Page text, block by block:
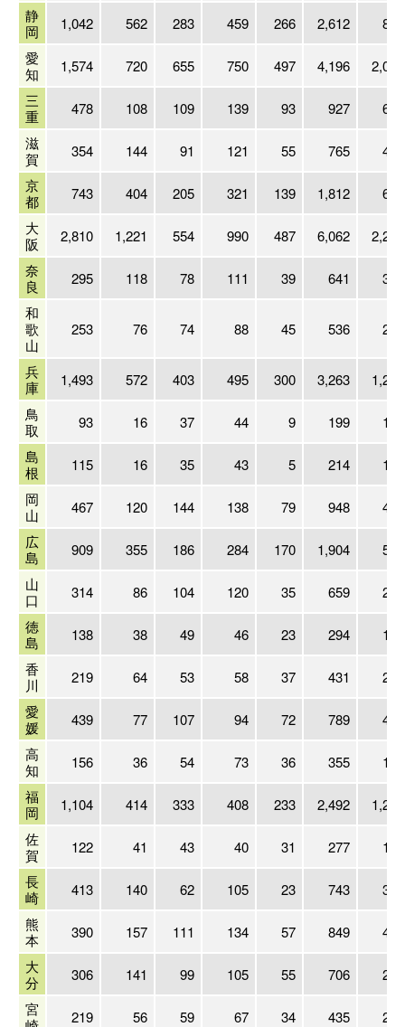
静
岡
1,042 562 283 459 266 2,612
808
愛
知
1,574 720 655 750 497 4,196
2,061
三
重
478 108 109 139 93 927
694
滋
賀
354 144 91 121 55 765
431
京
都
743 404 205 321 139 1,812
643
大
阪
2,810 1,221 554 990 487 6,062
2,219
奈
良
295 118 78 111 39 641
309
和
歌
山
253 76 74 88 45 536 236
兵
庫
1,493 572 403 495 300 3,263
1,244
鳥
取
93 16 37 44 9 199
124
島
根
115 16 35 43 5 214
146
岡
山
467 120 144 138 79 948
435
広
島
909 355 186 284 170 1,904
582
山
口
314 86 104 120 35 659
294
徳
島
138 38 49 46 23 294
163
香
川
219 64 53 58 37 431
225
愛
媛
439 77 107 94 72 789
474
高
知
156 36 54 73 36 355
182
福
岡
1,104 414 333 408 233 2,492
1,267
佐
賀
122 41 43 40 31 277
185
長
崎
413 140 62 105 23 743
365
熊
本
390 157 111 134 57 849
487
大
分
306 141 99 105 55 706
227
宮
219 56 59 67 34 435 221